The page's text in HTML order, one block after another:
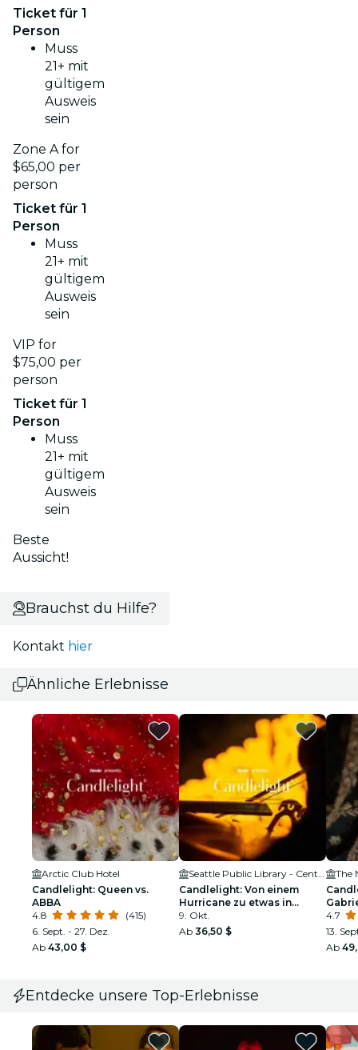
Ticket für 1
Person
Muss
21+ mit
gültigem
Ausweis
sein
Zone A for
$65,00 per
person
Ticket für 1
Person
Muss
21+ mit
gültigem
Ausweis
sein
VIP for
$75,00 per
person
Ticket für 1
Person
Muss
21+ mit
gültigem
Ausweis
sein
Beste
Aussicht!
Brauchst du Hilfe?
Kontakt hier
Ähnliche Erlebnisse
Arctic Club Hotel
Candlelight: Queen vs.
ABBA
4.8
(415)
6. Sept. - 27. Dez.
Ab 43,00 $
Candlelight: Von einem
Hurricane zu etwas in
Orange
9. Okt.
Ab 36,50 $
The
4.7
13.
Ab
Entdecke unsere Top-Erlebnisse